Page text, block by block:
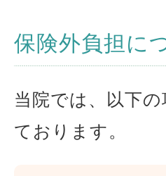
保険外負担に
当院では、以下
ております。